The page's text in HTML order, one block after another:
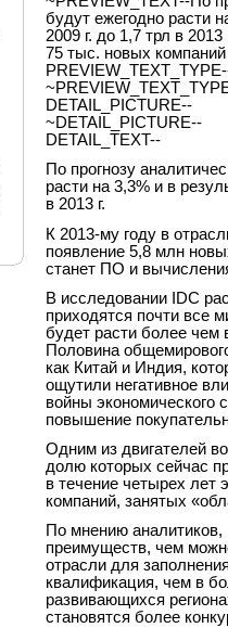
будут ежегодно расти
2009 г. до 1,7 трл в
75 тыс. новых
DETAIL_PICTURE--
~DETAIL_PICTURE--
DETAIL_TEXT--
По прогнозу
расти на 3,3% и в
в 2013 г.
К 2013-му году в
появление 5,8 млн
станет ПО и
В исследовании IDC
приходятся почти все
будет расти более чем
Половина
как Китай и Индия,
ощутили негативное
войны экономического
повышение
Одним из двигателей
долю которых сейчас
в течение четырех лет
компаний, занятых
По мнению
преимуществ, чем
отрасли для
квалификация, чем в
развивающихся
становятся более